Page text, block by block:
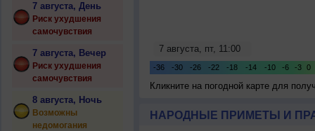
7 августа, День
Риск ухудшения
самочувствия
7 августа, Вечер
Риск ухудшения
самочувствия
8 августа, Ночь
Возможны
недомогания
Кликните на погодной карте для
НАРОДНЫЕ ПРИМЕТЫ И